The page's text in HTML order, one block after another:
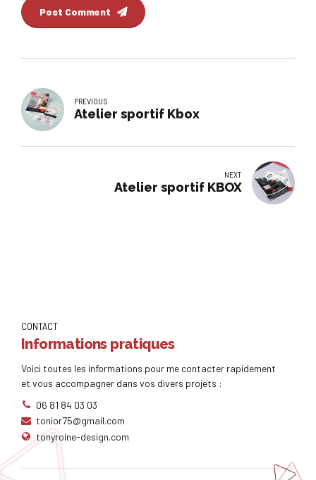
Post Comment
PREVIOUS
Atelier sportif Kbox
NEXT
Atelier sportif KBOX
CONTACT
Informations pratiques
Voici toutes les informations pour me contacter rapidement
et vous accompagner dans vos divers projets :
06 81 84 03 03
tonior75@gmail.com
tonyroine-design.com